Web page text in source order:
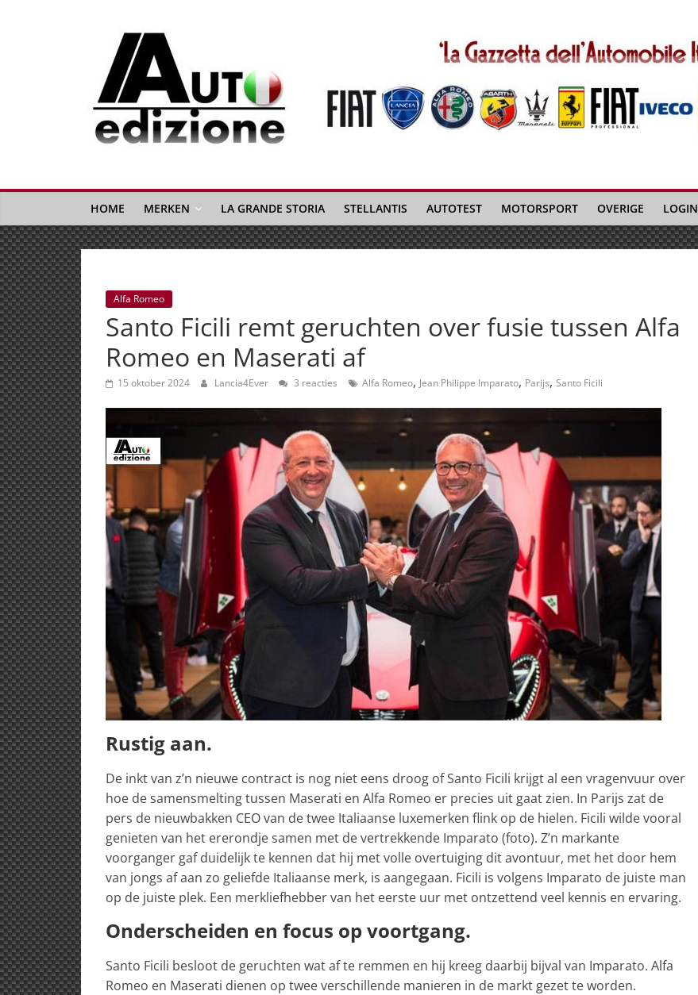
Auto
Edizione
La
Gazetta
dell'Automobile
Italiana
|
Italiaans
autonieuws
&
lifestyle
HOME MERKEN LA GRANDE STORIA STELLANTIS AUTOTEST MOTORSPORT OVERIGE LOGIN
Alfa Romeo
Santo Ficili remt geruchten over fusie tussen Alfa
Romeo en Maserati af
15 oktober 2024 Lancia4Ever 3 reacties Alfa Romeo, Jean Philippe Imparato, Parijs, Santo Ficili
Rustig aan.
De inkt van z’n nieuwe contract is nog niet eens droog of Santo Ficili krijgt al een vragenvuur over
hoe de samensmelting tussen Maserati en Alfa Romeo er precies uit gaat zien. In Parijs zat de
pers de nieuwbakken CEO van de twee Italiaanse luxemerken flink op de hielen. Ficili wilde vooral
genieten van het ererondje samen met de vertrekkende Imparato (foto). Z’n markante
voorganger gaf duidelijk te kennen dat hij met volle overtuiging dit avontuur, met het door hem
van jongs af aan zo geliefde Italiaanse merk, is aangegaan. Ficili is volgens Imparato de juiste man
op de juiste plek. Een merkliefhebber van het eerste uur met ontzettend veel kennis en ervaring.
Onderscheiden en focus op voortgang.
Santo Ficili besloot de geruchten wat af te remmen en hij kreeg daarbij bijval van Imparato. Alfa
Romeo en Maserati dienen op twee verschillende manieren in de markt gezet te worden.